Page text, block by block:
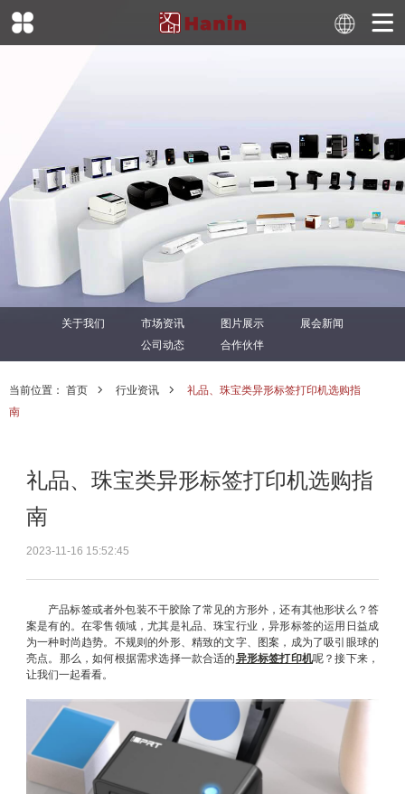
关于我们 市场资讯 图片展示
展会新闻
公司动态
合作伙伴
当前位置： 首页 行业资讯
礼品、珠宝类异形标签打印机选购指
南
礼品、珠宝类异形标签打印机选购指
南
2023-11-16 15:52:45
产品标签或者外包装不干胶除了常见的方形外，还有其他形状么？答
案是有的。在零售领域，尤其是礼品、珠宝行业，异形标签的运用日益成
为一种时尚趋势。不规则的外形、精致的文字、图案，成为了吸引眼球的
亮点。那么，如何根据需求选择一款合适的异形标签打印机呢？接下来，
让我们一起看看。